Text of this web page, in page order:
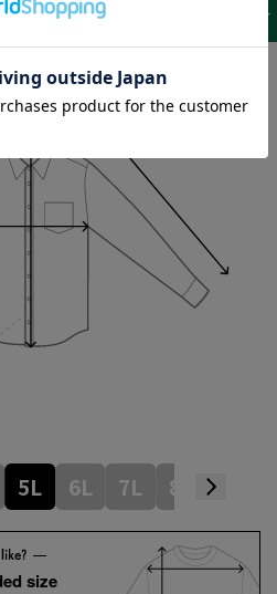
Sleeve length 90cm
size
5L 6L 7L 8L
size